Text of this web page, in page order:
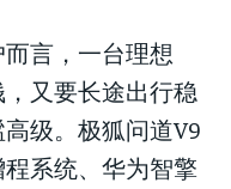
言，一台理想
又要长途出行稳
级。极狐问道V9
系统、华为智擎